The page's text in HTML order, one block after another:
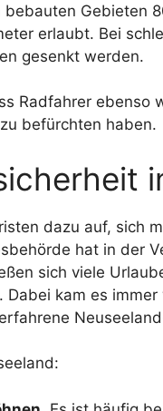
Gebieten
erlaubt. Bei
gesenkt werden.
Radfahrer
zu befürchten haben.
dazu auf, sich
hat in der
sich viele
kam es